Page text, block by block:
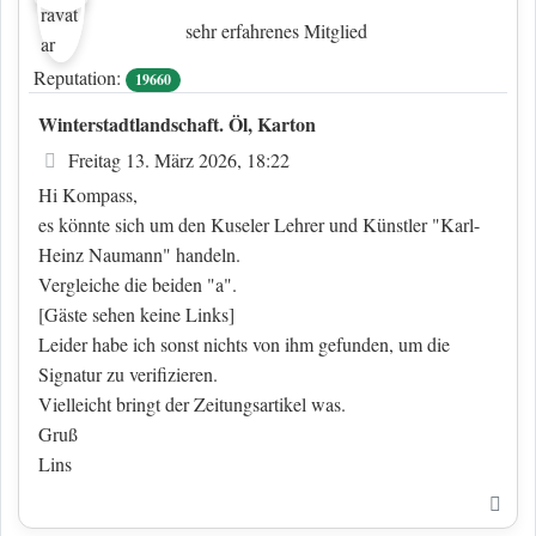
sehr erfahrenes Mitglied
Reputation:
19660
Winterstadtlandschaft. Öl, Karton
Beitrag
Freitag 13. März 2026, 18:22
Hi Kompass,
es könnte sich um den Kuseler Lehrer und Künstler "Karl-
Heinz Naumann" handeln.
Vergleiche die beiden "a".
[Gäste sehen keine Links]
Leider habe ich sonst nichts von ihm gefunden, um die
Signatur zu verifizieren.
Vielleicht bringt der Zeitungsartikel was.
Gruß
Lins